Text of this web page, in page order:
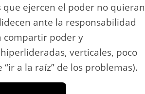
ejercen el poder no quieran
ante la responsabilidad
compartir poder y
verticales, poco
a la raíz” de los problemas).